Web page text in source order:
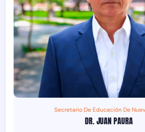
Secretario De Educación De
DR. JUAN PAURA